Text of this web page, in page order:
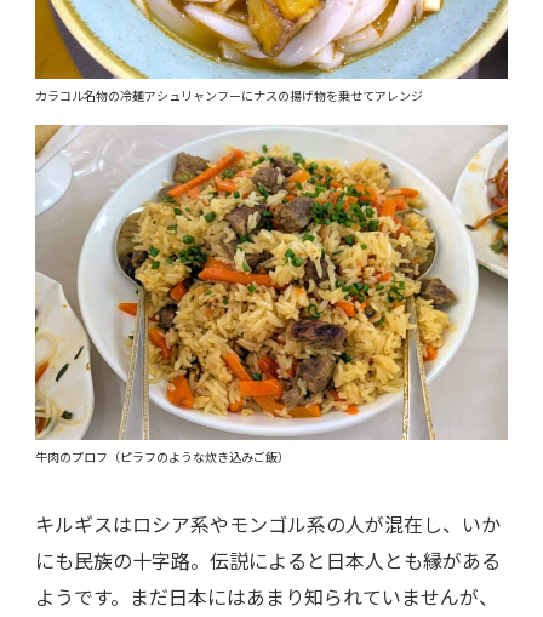
カラコル名物の冷麺アシュリャンフーにナスの揚げ物を乗せてアレンジ
牛肉のプロフ（ピラフのような炊き込みご飯）
キルギスはロシア系やモンゴル系の人が混在し、いか
にも民族の十字路。伝説によると日本人とも縁がある
ようです。まだ日本にはあまり知られていませんが、